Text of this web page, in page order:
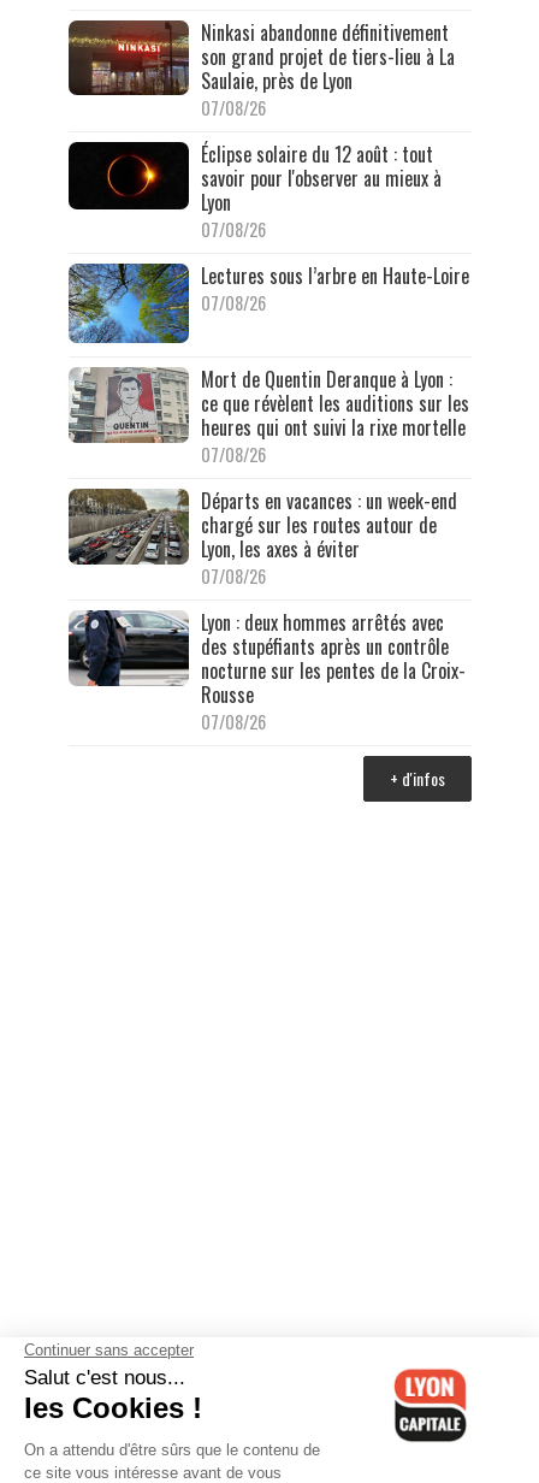
Ninkasi abandonne définitivement
son grand projet de tiers-lieu à La
Saulaie, près de Lyon
07/08/26
Éclipse solaire du 12 août : tout
savoir pour l'observer au mieux à
Lyon
07/08/26
Lectures sous l’arbre en Haute-Loire
07/08/26
Mort de Quentin Deranque à Lyon :
ce que révèlent les auditions sur les
heures qui ont suivi la rixe mortelle
07/08/26
Départs en vacances : un week-end
chargé sur les routes autour de
Lyon, les axes à éviter
07/08/26
Lyon : deux hommes arrêtés avec
des stupéfiants après un contrôle
nocturne sur les pentes de la Croix-
Rousse
07/08/26
+ d'infos